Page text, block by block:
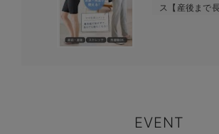
ス【産後まで
EVENT